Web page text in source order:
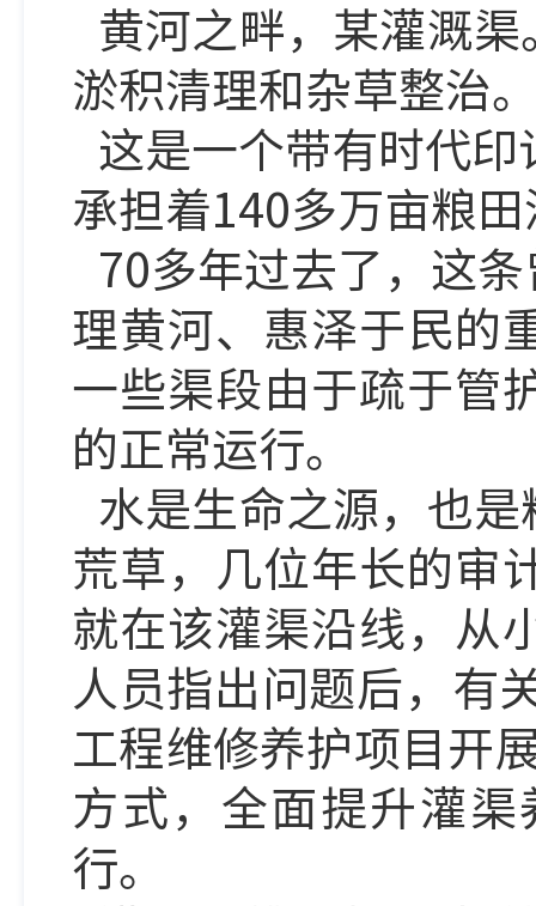
黄河之畔，某灌溉
淤积清理和杂草整治
这是一个带有时代
承担着140多万亩粮
70多年过去了，这
理黄河、惠泽于民的
一些渠段由于疏于管
的正常运行。
水是生命之源，也
荒草，几位年长的审
就在该灌渠沿线，从
人员指出问题后，有
工程维修养护项目开
方式，全面提升灌
行。